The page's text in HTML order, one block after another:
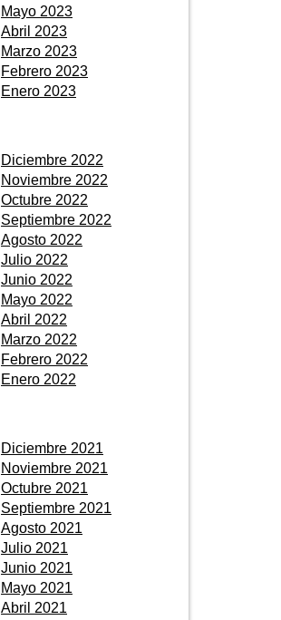
Mayo 2023
Abril 2023
Marzo 2023
Febrero 2023
Enero 2023
Diciembre 2022
Noviembre 2022
Octubre 2022
Septiembre 2022
Agosto 2022
Julio 2022
Junio 2022
Mayo 2022
Abril 2022
Marzo 2022
Febrero 2022
Enero 2022
Diciembre 2021
Noviembre 2021
Octubre 2021
Septiembre 2021
Agosto 2021
Julio 2021
Junio 2021
Mayo 2021
Abril 2021